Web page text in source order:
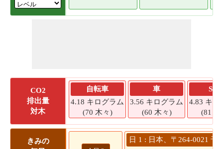
CO2
排出量
対木
自転車
4.18 キログラム
(70 木々)
車
3.56 キログラム
(60 木々)
SUV
4.83 キロ
(81 木
きみの
日 1 : 日本、〒264-0021 千